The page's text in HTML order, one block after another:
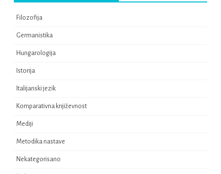
Filozofija
Germanistika
Hungarologija
Istorija
Italijanski jezik
Komparativna književnost
Mediji
Metodika nastave
Nekategorisano